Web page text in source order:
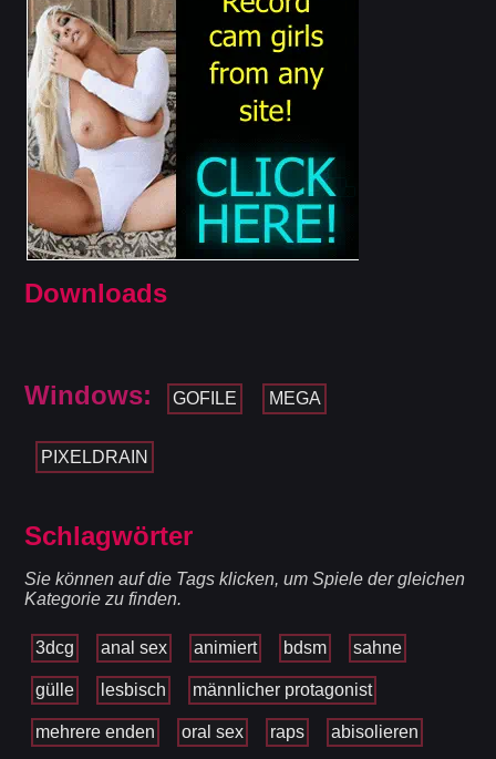
Downloads
Windows: GOFILE MEGA
PIXELDRAIN
Schlagwörter
Sie können auf die Tags klicken, um Spiele der gleichen
Kategorie zu finden.
3dcg anal sex animiert bdsm sahne
gülle lesbisch männlicher protagonist
mehrere enden oral sex raps abisolieren